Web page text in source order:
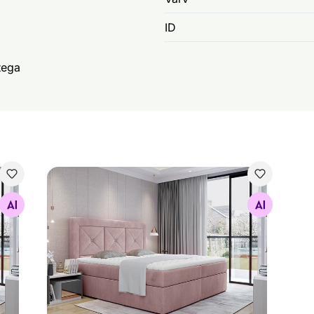
ID
Pesukastiga kontinentaalvoodi
Otsi sarnaseid